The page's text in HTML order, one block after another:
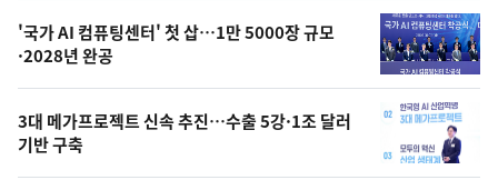
오
늘
사
진
'국가 AI 컴퓨팅센터' 첫 삽…1만 5000장 규모
·2028년 완공
3대 메가프로젝트 신속 추진…수출 5강·1조 달러
기반 구축